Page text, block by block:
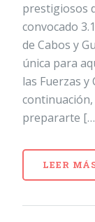
prestigiosos
convocado
de Cabos y
única para
las Fuerzas y
prepararte
LEER